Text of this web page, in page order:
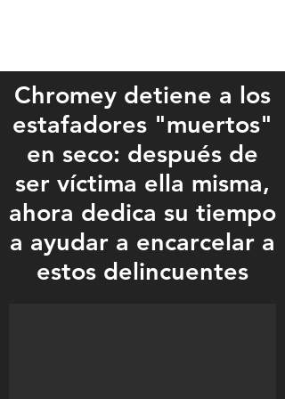
Chromey detiene a los
estafadores "muertos"
en seco: después de
ser víctima ella misma,
ahora dedica su tiempo
a ayudar a encarcelar a
estos delincuentes
Diana Chromey of Hewitt spends a lot of